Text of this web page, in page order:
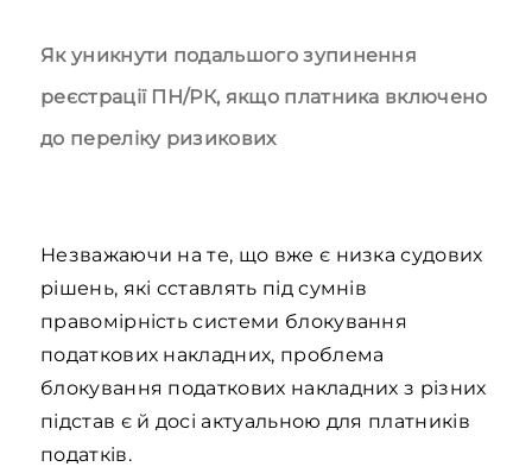
Як уникнути подальшого зупинення
реєстрації ПН/РК, якщо платника включено
до переліку ризикових
Незважаючи на те, що вже є низка судових
рішень, які cставлять під сумнів
правомірність системи блокування
податкових накладних, проблема
блокування податкових накладних з різних
підстав є й досі актуальною для платників
податків.